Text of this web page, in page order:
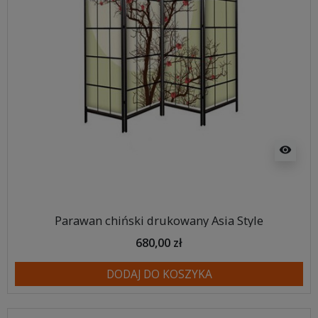
visibility
Parawan chiński drukowany Asia Style
680,00 zł
DODAJ DO KOSZYKA